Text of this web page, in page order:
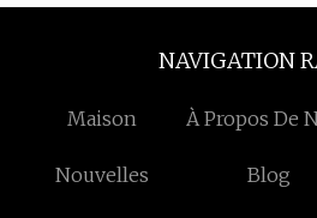
NAVIGATION
Maison À Propos De
Nouvelles Blog